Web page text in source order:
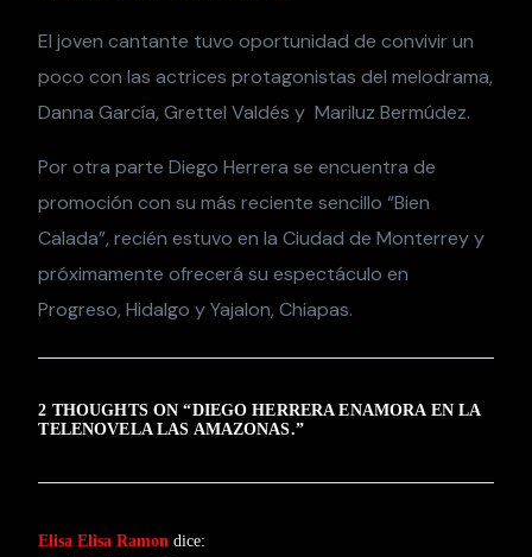
El joven cantante tuvo oportunidad de convivir un
poco con las actrices protagonistas del melodrama,
Danna García, Grettel Valdés y Mariluz Bermúdez.
Por otra parte Diego Herrera se encuentra de
promoción con su más reciente sencillo “Bien
Calada”, recién estuvo en la Ciudad de Monterrey y
próximamente ofrecerá su espectáculo en
Progreso, Hidalgo y Yajalon, Chiapas.
2 THOUGHTS ON “DIEGO HERRERA ENAMORA EN LA
TELENOVELA LAS AMAZONAS.”
Elisa Elisa Ramon dice: